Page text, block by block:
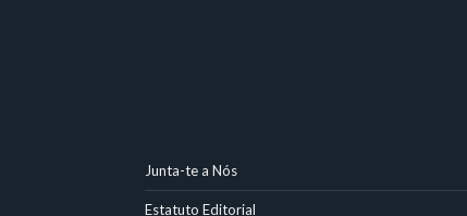
Junta-te a Nós
Estatuto Editorial